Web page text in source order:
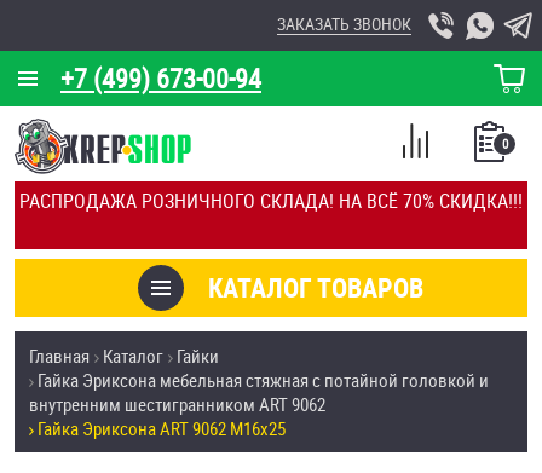
РАСПРОДАЖА РОЗНИЧНОГО СКЛАДА! НА ВСЁ 70% СКИДКА!!!
+7 (499) 673-00-94
ЗАКАЗАТЬ ЗВОНОК
КОРЗИНА
О КОМПАНИИ
КАЛЬКУЛЯТОР
ОТЗЫВЫ
УСЛУГИ
СКИДКИ
КАТАЛОГ ТОВАРОВ
0
СПИСОК
СРАВНЕНИЕ
Товары со скидкой
Анкеры
Антивандальный крепёж, инструмент
Главная Каталог Гайки
Гайка Эриксона мебельная стяжная с потайной головкой и
внутренним шестигранником ART 9062
Гайка Эриксона ART 9062 М16х25